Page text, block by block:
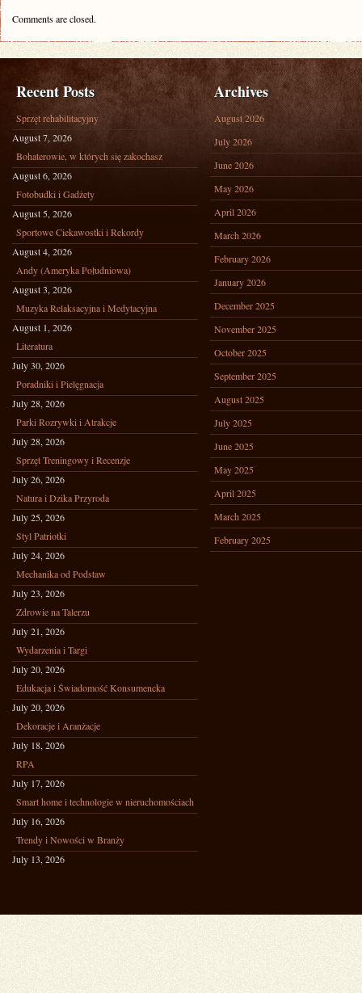
Comments are closed.
Recent Posts
Sprzęt rehabilitacyjny
August 7, 2026
Bohaterowie, w których się zakochasz
August 6, 2026
Fotobudki i Gadżety
August 5, 2026
Sportowe Ciekawostki i Rekordy
August 4, 2026
Andy (Ameryka Południowa)
August 3, 2026
Muzyka Relaksacyjna i Medytacyjna
August 1, 2026
Literatura
July 30, 2026
Poradniki i Pielęgnacja
July 28, 2026
Parki Rozrywki i Atrakcje
July 28, 2026
Sprzęt Treningowy i Recenzje
July 26, 2026
Natura i Dzika Przyroda
July 25, 2026
Styl Patriotki
July 24, 2026
Mechanika od Podstaw
July 23, 2026
Zdrowie na Talerzu
July 21, 2026
Wydarzenia i Targi
July 20, 2026
Edukacja i Świadomość Konsumencka
July 20, 2026
Dekoracje i Aranżacje
July 18, 2026
RPA
July 17, 2026
Smart home i technologie w nieruchomościach
July 16, 2026
Trendy i Nowości w Branży
July 13, 2026
Archives
August 2026
July 2026
June 2026
May 2026
April 2026
March 2026
February 2026
January 2026
December 2025
November 2025
October 2025
September 2025
August 2025
July 2025
June 2025
May 2025
April 2025
March 2025
February 2025